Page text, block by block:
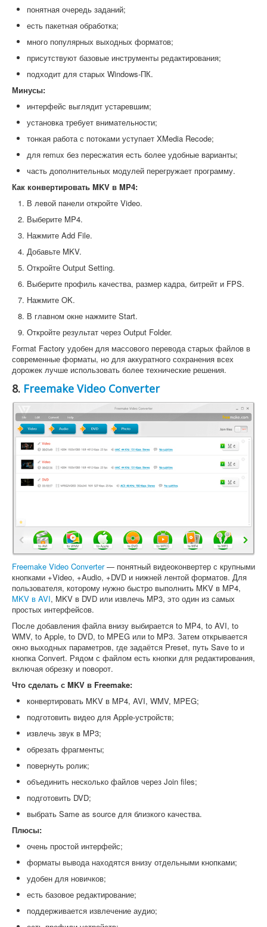
понятная очередь заданий;
есть пакетная обработка;
много популярных выходных форматов;
присутствуют базовые инструменты редактирования;
подходит для старых Windows-ПК.
Минусы:
интерфейс выглядит устаревшим;
установка требует внимательности;
тонкая работа с потоками уступает XMedia Recode;
для remux без пересжатия есть более удобные варианты;
часть дополнительных модулей перегружает программу.
Как конвертировать MKV в MP4:
В левой панели откройте Video.
Выберите MP4.
Нажмите Add File.
Добавьте MKV.
Откройте Output Setting.
Выберите профиль качества, размер кадра, битрейт и FPS.
Нажмите OK.
В главном окне нажмите Start.
Откройте результат через Output Folder.
Format Factory удобен для массового перевода старых файлов в
современные форматы, но для аккуратного сохранения всех
дорожек лучше использовать более технические решения.
8. Freemake Video Converter
Freemake Video Converter— понятный видеоконвертер с крупными
кнопками +Video, +Audio, +DVD и нижней лентой форматов. Для
пользователя, которому нужно быстро выполнить MKV в MP4,
MKV в AVI, MKV в DVD или извлечь MP3, это один из самых
простых интерфейсов.
После добавления файла внизу выбирается to MP4, to AVI, to
WMV, to Apple, to DVD, to MPEG или to MP3. Затем открывается
окно выходных параметров, где задаётся Preset, путь Save to и
кнопка Convert. Рядом с файлом есть кнопки для редактирования,
включая обрезку и поворот.
Что сделать с MKV в Freemake:
конвертировать MKV в MP4, AVI, WMV, MPEG;
подготовить видео для Apple-устройств;
извлечь звук в MP3;
обрезать фрагменты;
повернуть ролик;
объединить несколько файлов через Join files;
подготовить DVD;
выбрать Same as source для близкого качества.
Плюсы:
очень простой интерфейс;
форматы вывода находятся внизу отдельными кнопками;
удобен для новичков;
есть базовое редактирование;
поддерживается извлечение аудио;